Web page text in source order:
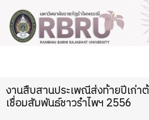
งานสืบสานประเพณีส่งท้ายปีเก่า
เชื่อมสัมพันธ์ชาวรำไพฯ 2556